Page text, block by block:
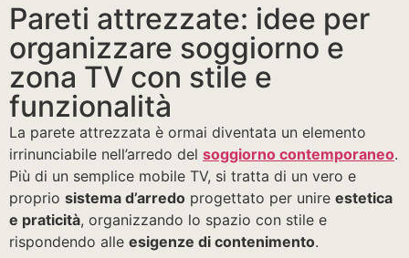
Pareti attrezzate: idee per
organizzare soggiorno e
zona TV con stile e
funzionalità
La parete attrezzata è ormai diventata un elemento
irrinunciabile nell’arredo del soggiorno contemporaneo.
Più di un semplice mobile TV, si tratta di un vero e
proprio sistema d’arredo progettato per unire estetica
e praticità, organizzando lo spazio con stile e
rispondendo alle esigenze di contenimento.